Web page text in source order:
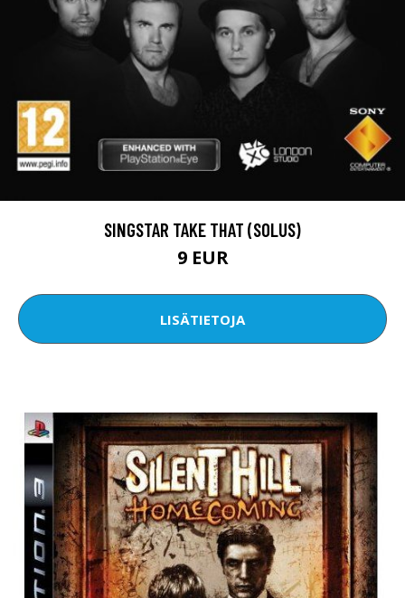
SINGSTAR TAKE THAT (SOLUS)
9 EUR
LISÄTIETOJA